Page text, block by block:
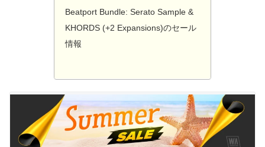
Beatport Bundle: Serato Sample &
KHORDS (+2 Expansions)のセール
情報